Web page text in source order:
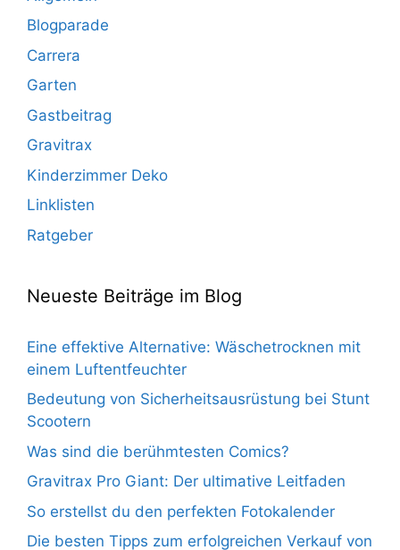
Blogparade
Carrera
Garten
Gastbeitrag
Gravitrax
Kinderzimmer Deko
Linklisten
Ratgeber
Neueste Beiträge im Blog
Eine effektive Alternative: Wäschetrocknen mit
einem Luftentfeuchter
Bedeutung von Sicherheitsausrüstung bei Stunt
Scootern
Was sind die berühmtesten Comics?
Gravitrax Pro Giant: Der ultimative Leitfaden
So erstellst du den perfekten Fotokalender
Die besten Tipps zum erfolgreichen Verkauf von